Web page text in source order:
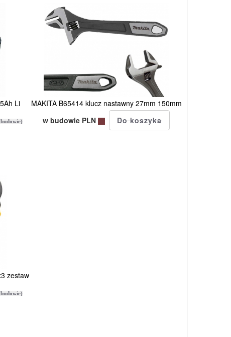
Li
MAKITA B65414 klucz nastawny 27mm 150mm
w budowie PLN
zestaw